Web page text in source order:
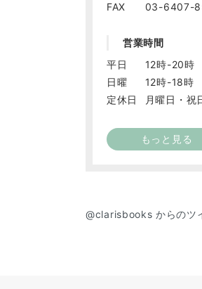
FAX
03-6407-
営業時間
平日
12時-20時
日曜
12時-18時
定休日
月曜日・祝
もっと見る
@clarisbooks からのツ